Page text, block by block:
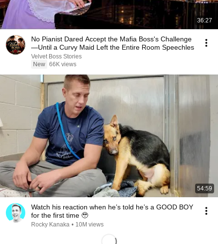
36:27
No Pianist Dared Accept the Mafia Boss's Challenge
—Until a Curvy Maid Left the Entire Room Speechles
Velvet Boss Stories
New 66K views
54:59
Watch his reaction when he’s told he’s a GOOD BOY
for the first time 🥹
Rocky Kanaka • 10M views